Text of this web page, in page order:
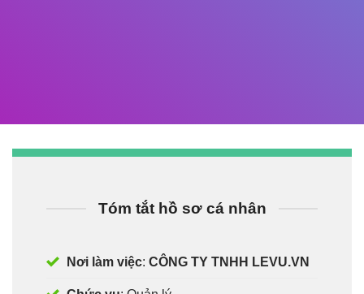
Tóm tắt hồ sơ cá nhân
Nơi làm việc: CÔNG TY TNHH LEVU.VN